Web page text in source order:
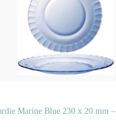
Marine Blue 230 x 20 mm